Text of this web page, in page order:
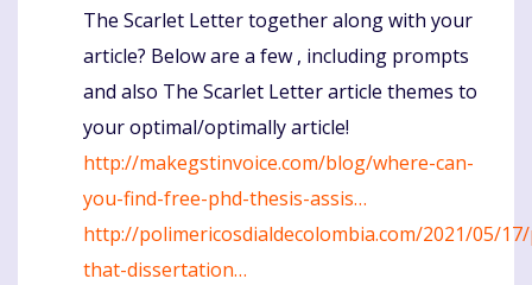
The Scarlet Letter together along with your
article? Below are a few , including prompts
and also The Scarlet Letter article themes to
your optimal/optimally article!
http://makegstinvoice.com/blog/where-can-
you-find-free-phd-thesis-assis…
http://polimericosdialdecolombia.com/2021/05/
that-dissertation…